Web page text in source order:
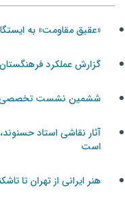
«عقیق مقاومت» به ایستگاه
گزارش عملکرد فرهنگستان هنر در
ششمین نشست تخصصی
آثار نقاشی استاد
است
هنر ایرانی از تهران تا تاشکند